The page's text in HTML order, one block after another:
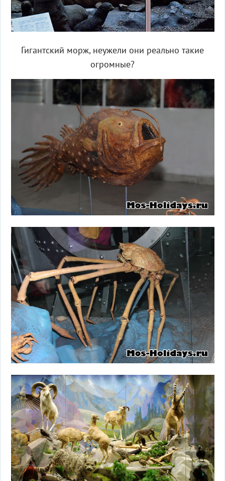
Гигантский морж, неужели они реально такие
огромные?